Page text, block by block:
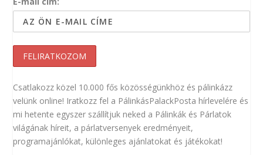
Csatlakozz közel 10.000 fős közösségünkhöz és pálinkázz
velünk online! Iratkozz fel a PálinkásPalackPosta hírlevelére és
mi hetente egyszer szállítjuk neked a Pálinkák és Párlatok
világának híreit, a párlatversenyek eredményeit,
programajánlókat, különleges ajánlatokat és játékokat!